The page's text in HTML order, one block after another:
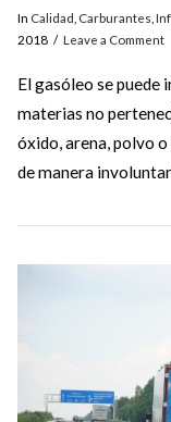
In Calidad Carburantes
2018
Leave a Comment
El gasóleo se puede
materias no
óxido, arena, polvo
de manera